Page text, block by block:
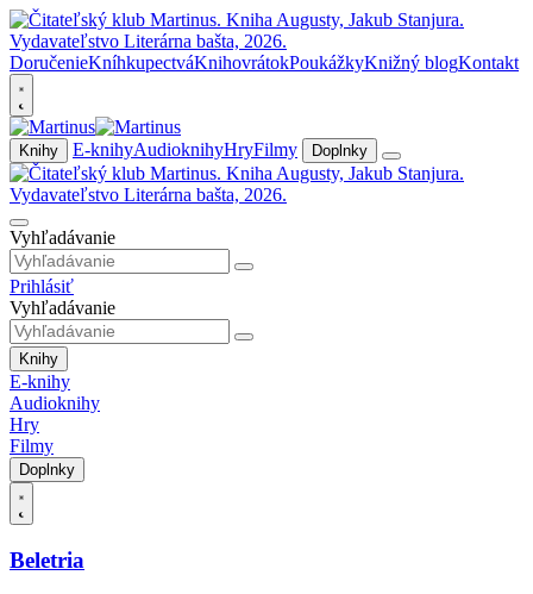
DoručenieKníhkupectváKnihovrátokPoukážkyKnižný blogKontakt
Knihy E-knihyAudioknihyHryFilmy Doplnky
Vyhľadávanie
Prihlásiť
Vyhľadávanie
Knihy
E-knihy
Audioknihy
Hry
Filmy
Doplnky
Beletria